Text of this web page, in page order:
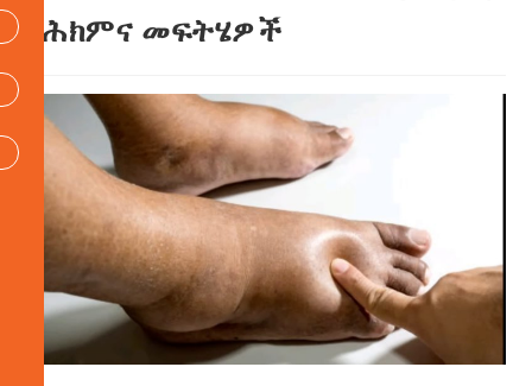
የሕክምና መፍትሄዎች